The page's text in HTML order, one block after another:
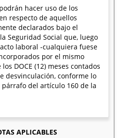
hacer uso de los
respecto de aquellos
declarados bajo el
Seguridad Social que, luego
laboral -cualquiera fuese
por el mismo
DOCE (12) meses contados
desvinculación, conforme lo
del artículo 160 de la
APLICABLES